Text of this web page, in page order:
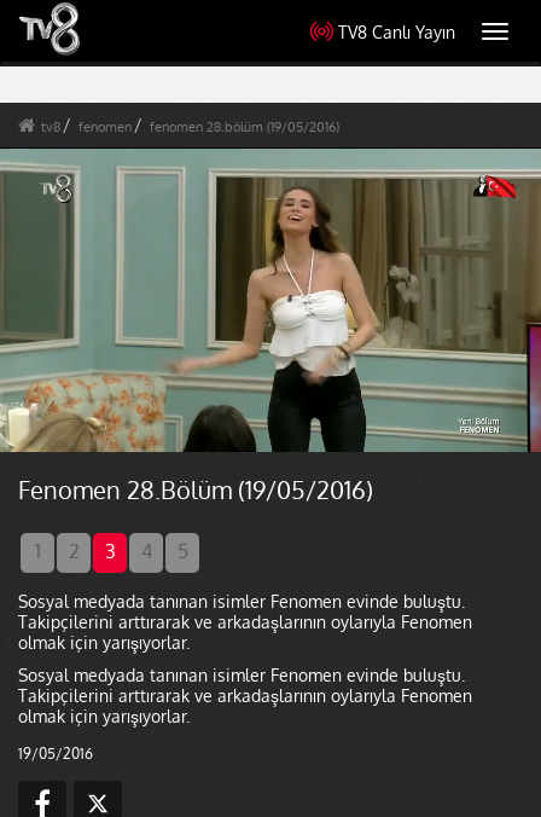
TV8 Canlı Yayın
tv8 fenomen fenomen 28.bölüm (19/05/2016)
Fenomen 28.Bölüm (19/05/2016)
1 2 3 4 5
Sosyal medyada tanınan isimler Fenomen evinde buluştu.
Takipçilerini arttırarak ve arkadaşlarının oylarıyla Fenomen
olmak için yarışıyorlar.
Sosyal medyada tanınan isimler Fenomen evinde buluştu.
Takipçilerini arttırarak ve arkadaşlarının oylarıyla Fenomen
olmak için yarışıyorlar.
19/05/2016